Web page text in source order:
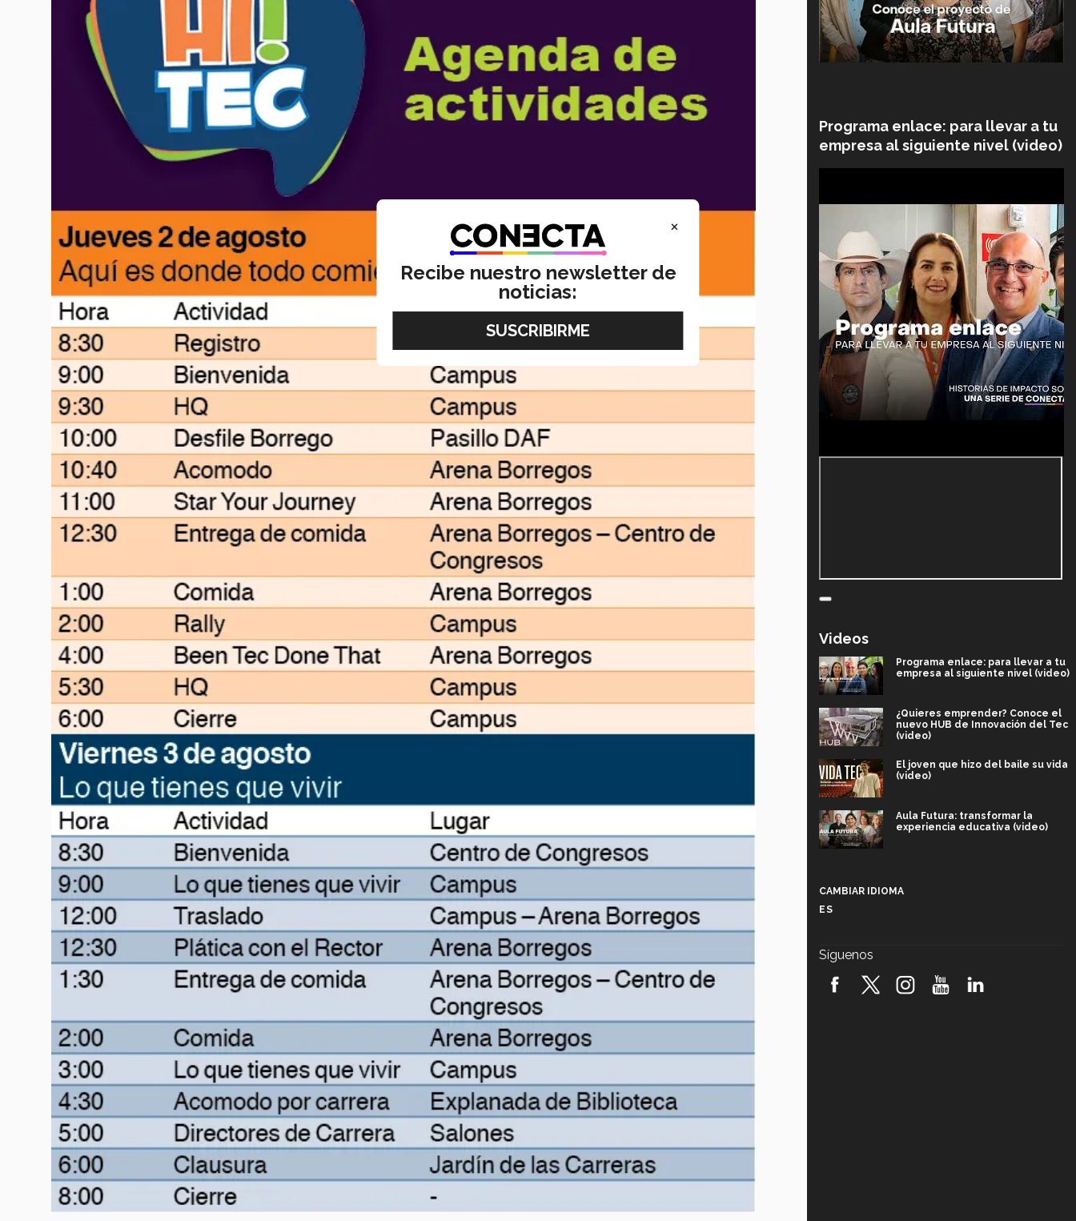
Programa enlace: para llevar a tu
empresa al siguiente nivel (video)
Videos
Programa enlace: para llevar a tu
empresa al siguiente nivel (video)
¿Quieres emprender? Conoce el
nuevo HUB de Innovación del Tec
(video)
El joven que hizo del baile su vida
(video)
Aula Futura: transformar la
experiencia educativa (video)
robótica FIRST 2026! (video)
CAMBIAR IDIOMA
ES
Síguenos
×
Recibe nuestro newsletter de
noticias: